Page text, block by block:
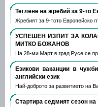
Теглене на жребий за 9-то
Жребият за 9-тото Европейско
УСПЕШЕН ИЗПИТ ЗА
МИТКО БОЖАНОВ
На 28-ми Март в град Русе се
Езикови ваканции​ в
английски език
Най-доброто за развитието на
Стартира седмият сезон